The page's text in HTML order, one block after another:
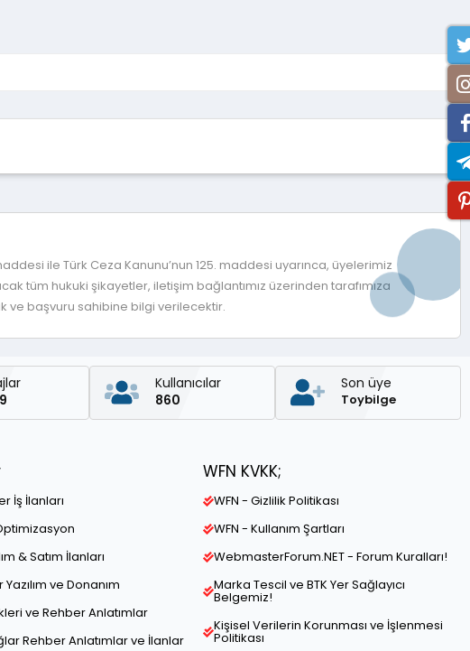
ile Türk Ceza Kanunu’nun 125. maddesi uyarınca, üyelerimiz
tüm hukuki şikayetler, iletişim bağlantımız üzerinden tarafımıza
ve başvuru sahibine bilgi verilecektir.
Kullanıcılar
860
Son üye
Toybilge
İş İlanları
& Satım İlanları
ve Donanım
ve Rehber Anlatımlar
Rehber Anlatımlar ve İlanlar
WFN KVKK;
WFN - Gizlilik Politikası
WFN - Kullanım Şartları
WebmasterForum.NET - Forum Kuralları!
Marka Tescil ve BTK Yer Sağlayıcı
Belgemiz!
Kişisel Verilerin Korunması ve İşlenmesi
Politikası